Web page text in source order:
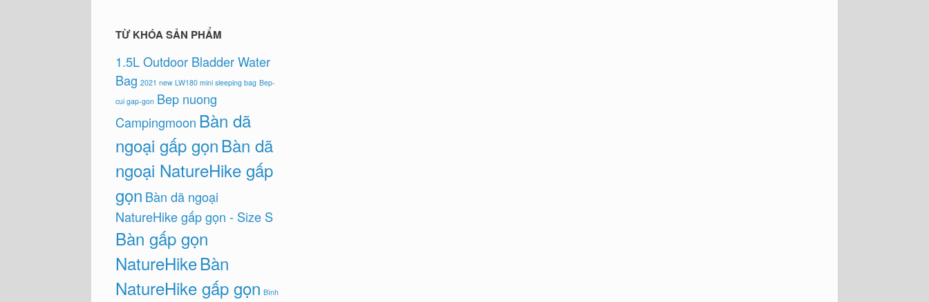
TỪ KHÓA SẢN PHẨM
1.5L Outdoor Bladder Water
Bag 2021 new LW180 mini sleeping bag Bep-
cui gap-gon Bep nuong
Campingmoon Bàn dã
ngoại gấp gọnBàn dã
ngoại NatureHike gấp
gọn Bàn dã ngoại
NatureHike gấp gọn - Size S
Bàn gấp gọn
NatureHikeBàn
NatureHike gấp gọn Bình